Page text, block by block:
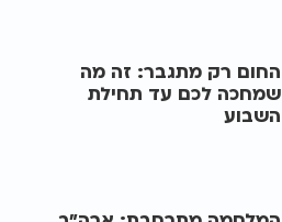
החום רק מתגבר: זה מה
שמחכה לכם עד תחילת
השבוע